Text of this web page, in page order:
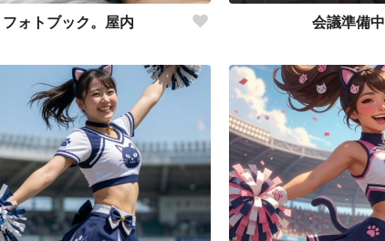
フォトブック。屋内 会議準備中